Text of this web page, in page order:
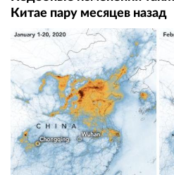
Китае пару месяцев назад